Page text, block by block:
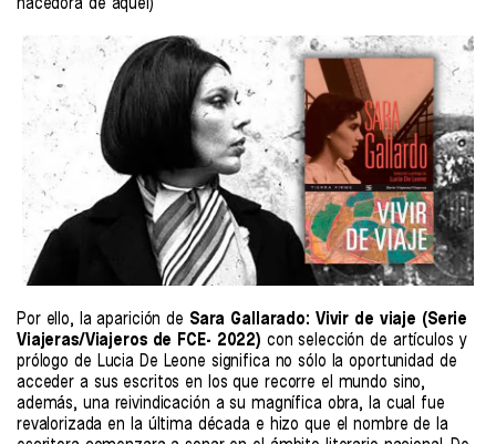
Por ello, la aparición de Sara Gallarado: Vivir de viaje (Serie
Viajeras/Viajeros de FCE- 2022) con selección de artículos y
prólogo de Lucia De Leone significa no sólo la oportunidad de
acceder a sus escritos en los que recorre el mundo sino,
además, una reivindicación a su magnífica obra, la cual fue
revalorizada en la última década e hizo que el nombre de la